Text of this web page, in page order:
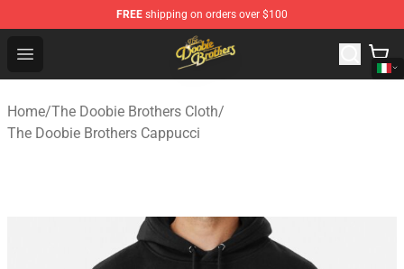
FREE shipping on orders over $100
Open menu
The Doobie Brothers Store - Official The Doobie
Home/The Doobie Brothers Cloth/
The Doobie Brothers Cappucci